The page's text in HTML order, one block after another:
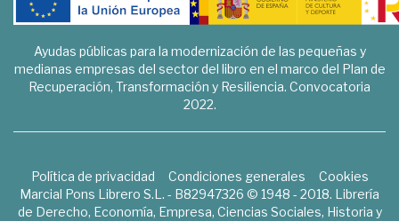
Ayudas públicas para la modernización de las pequeñas y
medianas empresas del sector del libro en el marco del Plan de
Recuperación, Transformación y Resiliencia. Convocatoria
2022.
Política de privacidad Condiciones generales
Cookies
Marcial Pons Librero S.L. - B82947326 © 1948 - 2018. Librería
de Derecho, Economía, Empresa, Ciencias Sociales, Historia y